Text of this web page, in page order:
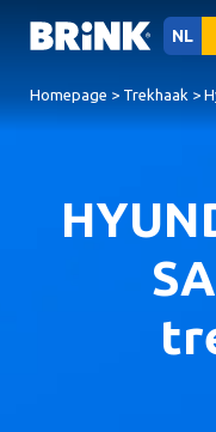
NL
Homepage > Trekhaak >